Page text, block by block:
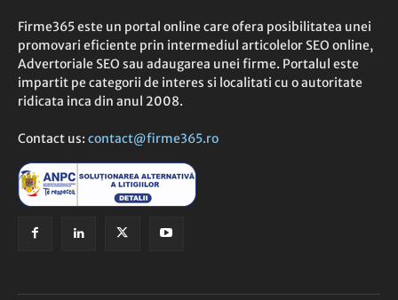
Firme365 este un portal online care ofera posibilitatea unei
promovari eficiente prin intermediul articolelor SEO online,
Advertoriale SEO sau adaugarea unei firme. Portalul este
impartit pe categorii de interes si localitati cu o autoritate
ridicata inca din anul 2008.
Contact us: contact@firme365.ro